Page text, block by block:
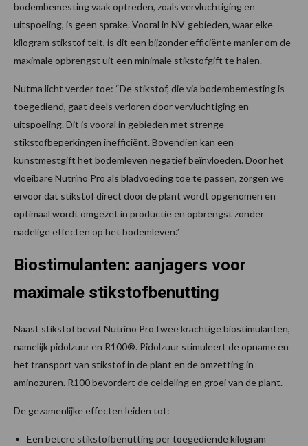
bodembemesting vaak optreden, zoals vervluchtiging en
uitspoeling, is geen sprake. Vooral in NV-gebieden, waar elke
kilogram stikstof telt, is dit een bijzonder efficiënte manier om de
maximale opbrengst uit een minimale stikstofgift te halen.
Nutma licht verder toe: “De stikstof, die via bodembemesting is
toegediend, gaat deels verloren door vervluchtiging en
uitspoeling. Dit is vooral in gebieden met strenge
stikstofbeperkingen inefficiënt. Bovendien kan een
kunstmestgift het bodemleven negatief beïnvloeden. Door het
vloeibare Nutrino Pro als bladvoeding toe te passen, zorgen we
ervoor dat stikstof direct door de plant wordt opgenomen en
optimaal wordt omgezet in productie en opbrengst zonder
nadelige effecten op het bodemleven.”
Biostimulanten: aanjagers voor
maximale stikstofbenutting
Naast stikstof bevat Nutrino Pro twee krachtige biostimulanten,
namelijk pidolzuur en R100®. Pidolzuur stimuleert de opname en
het transport van stikstof in de plant en de omzetting in
aminozuren. R100 bevordert de celdeling en groei van de plant.
De gezamenlijke effecten leiden tot:
Een betere stikstofbenutting per toegediende kilogram